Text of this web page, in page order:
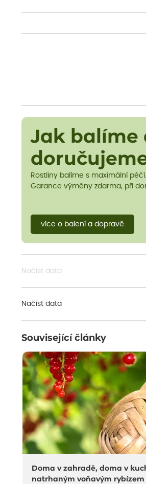
Jak balíme
Rostliny balíme s maximální
Garance výměny zdarma, při
více o balení a dopravě
Načíst data
Načíst data
Související články
Doma v zahradě, doma v
natrhaným voňavým rybízem